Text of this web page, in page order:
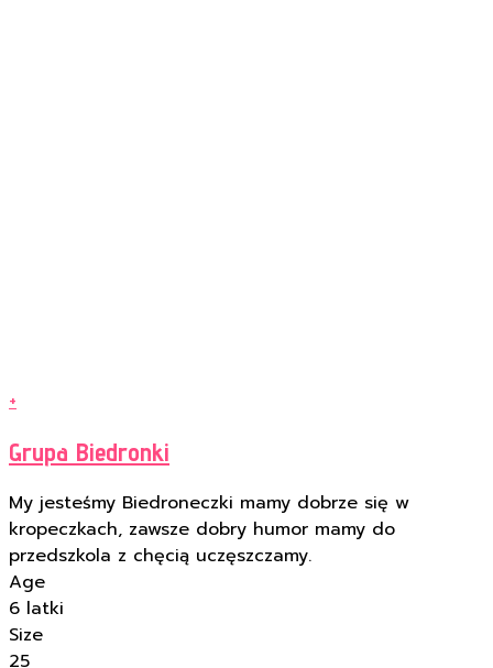
+
Grupa Biedronki
My jesteśmy Biedroneczki mamy dobrze się w
kropeczkach, zawsze dobry humor mamy do
przedszkola z chęcią uczęszczamy.
Age
6 latki
Size
25